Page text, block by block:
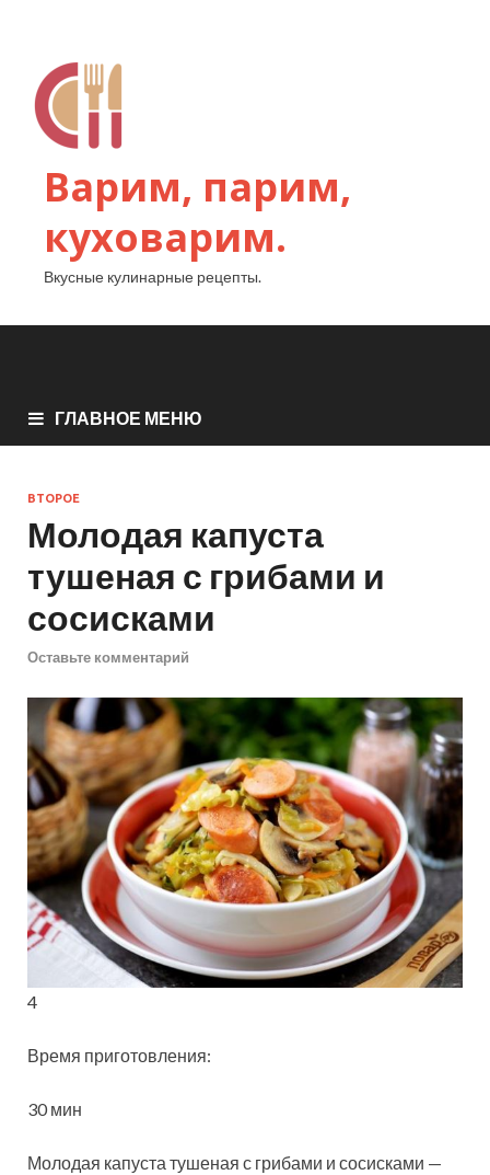
Варим, парим,
куховарим.
Вкусные кулинарные рецепты.
ГЛАВНОЕ МЕНЮ
ВТОРОЕ
Молодая капуста
тушеная с грибами и
сосисками
Оставьте комментарий
4
Время приготовления:
30 мин
Молодая капуста тушеная с грибами и сосисками —